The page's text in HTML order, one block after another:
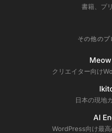
書籍、プ
その他のプ
クリエイター向け
日本の現地
AI
WordPress向け最高